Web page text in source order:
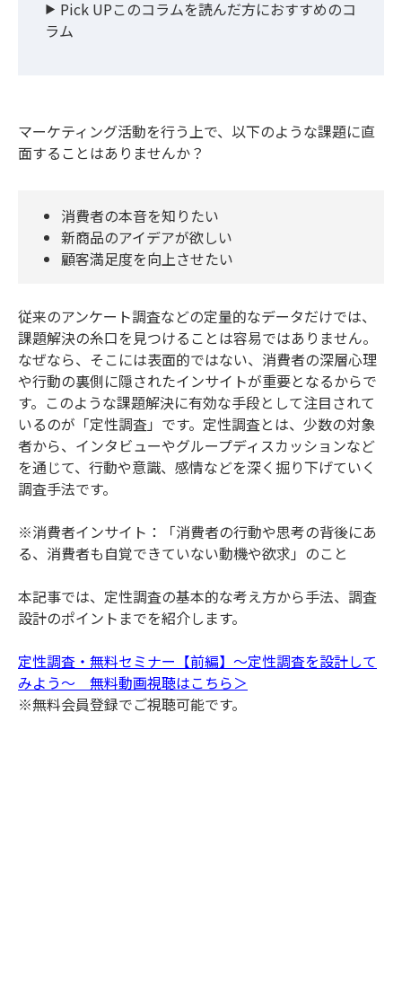
Pick UPこのコラムを読んだ方におすすめのコ
ラム
マーケティング活動を行う上で、以下のような課題に直
面することはありませんか？
消費者の本音を知りたい
新商品のアイデアが欲しい
顧客満足度を向上させたい
従来のアンケート調査などの定量的なデータだけでは、
課題解決の糸口を見つけることは容易ではありません。
なぜなら、そこには表面的ではない、消費者の深層心理
や行動の裏側に隠されたインサイトが重要となるからで
す。このような課題解決に有効な手段として注目されて
いるのが「定性調査」です。定性調査とは、少数の対象
者から、インタビューやグループディスカッションなど
を通じて、行動や意識、感情などを深く掘り下げていく
調査手法です。
※消費者インサイト：「消費者の行動や思考の背後にあ
る、消費者も自覚できていない動機や欲求」のこと
本記事では、定性調査の基本的な考え方から手法、調査
設計のポイントまでを紹介します。
定性調査・無料セミナー【前編】～定性調査を設計して
みよう～ 無料動画視聴はこちら＞
※無料会員登録でご視聴可能です。